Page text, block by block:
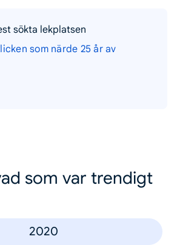
sökta lekplatsen
som närde 25 år av
som var trendigt
2020